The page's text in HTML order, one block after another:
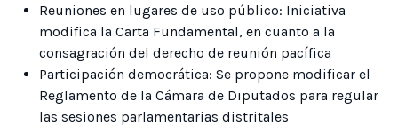
Reuniones en lugares de uso público: Iniciativa
modifica la Carta Fundamental, en cuanto a la
consagración del derecho de reunión pacífica
Participación democrática: Se propone modificar el
Reglamento de la Cámara de Diputados para regular
las sesiones parlamentarias distritales